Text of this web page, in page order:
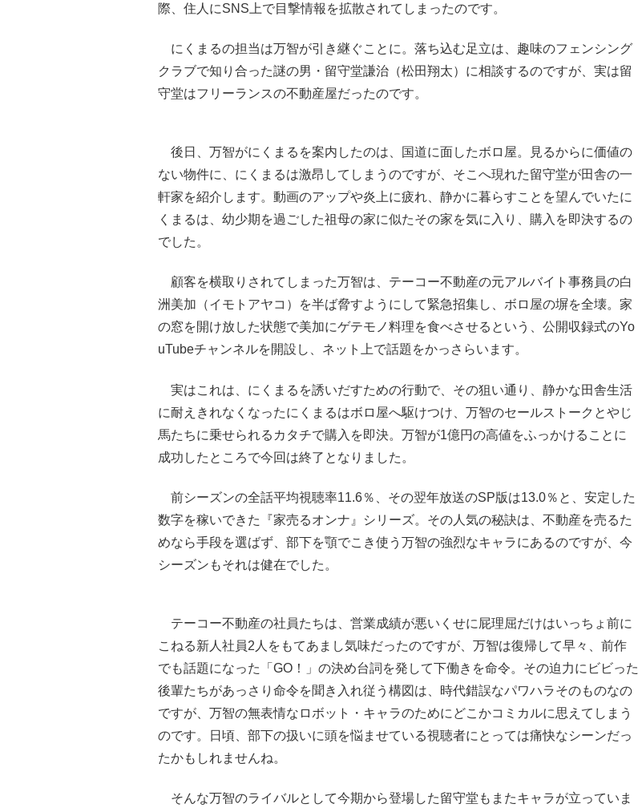
際、住人にSNS上で目撃情報を拡散されてしまったのです。
にくまるの担当は万智が引き継ぐことに。落ち込む足立は、趣味のフェンシング
クラブで知り合った謎の男・留守堂謙治（松田翔太）に相談するのですが、実は留
守堂はフリーランスの不動産屋だったのです。
後日、万智がにくまるを案内したのは、国道に面したボロ屋。見るからに価値の
ない物件に、にくまるは激昂してしまうのですが、そこへ現れた留守堂が田舎の一
軒家を紹介します。動画のアップや炎上に疲れ、静かに暮らすことを望んでいたに
くまるは、幼少期を過ごした祖母の家に似たその家を気に入り、購入を即決するの
でした。
顧客を横取りされてしまった万智は、テーコー不動産の元アルバイト事務員の白
洲美加（イモトアヤコ）を半ば脅すようにして緊急招集し、ボロ屋の塀を全壊。家
の窓を開け放した状態で美加にゲテモノ料理を食べさせるという、公開収録式のYo
uTubeチャンネルを開設し、ネット上で話題をかっさらいます。
実はこれは、にくまるを誘いだすための行動で、その狙い通り、静かな田舎生活
に耐えきれなくなったにくまるはボロ屋へ駆けつけ、万智のセールストークとやじ
馬たちに乗せられるカタチで購入を即決。万智が1億円の高値をふっかけることに
成功したところで今回は終了となりました。
前シーズンの全話平均視聴率11.6％、その翌年放送のSP版は13.0％と、安定した
数字を稼いできた『家売るオンナ』シリーズ。その人気の秘訣は、不動産を売るた
めなら手段を選ばず、部下を顎でこき使う万智の強烈なキャラにあるのですが、今
シーズンもそれは健在でした。
テーコー不動産の社員たちは、営業成績が悪いくせに屁理屈だけはいっちょ前に
こねる新人社員2人をもてあまし気味だったのですが、万智は復帰して早々、前作
でも話題になった「GO！」の決め台詞を発して下働きを命令。その迫力にビビった
後輩たちがあっさり命令を聞き入れ従う構図は、時代錯誤なパワハラそのものなの
ですが、万智の無表情なロボット・キャラのためにどこかコミカルに思えてしまう
のです。日頃、部下の扱いに頭を悩ませている視聴者にとっては痛快なシーンだっ
たかもしれませんね。
そんな万智のライバルとして今期から登場した留守堂もまたキャラが立っていま